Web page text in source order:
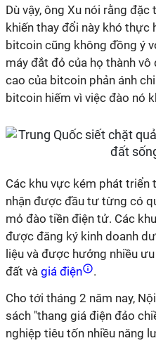
Dù vậy, ông Xu nói rằng
khiến thay đổi này khó thực
bitcoin cũng không đồng ý
máy đắt đỏ của họ thành vô
cao của bitcoin phản ánh
bitcoin hiếm vì việc đào nó
Các khu vực kém phát triển
nhận được đầu tư từng có
mỏ đào tiền điện tử. Các
được đăng ký kinh doanh
liệu và được hưởng nhiều
đất và giá điện
.
Cho tới tháng 2 năm nay,
sách "thang giá điện đảo
nghiệp tiêu tốn nhiều năng